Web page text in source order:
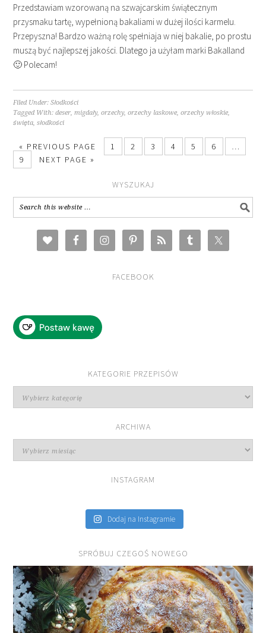
Przedstawiam wzorowaną na szwajcarskim świątecznym
przysmaku tartę, wypełnioną bakaliami w dużej ilości karmelu.
Przepyszna! Bardzo ważną rolę spełniaja w niej bakalie, po prostu
muszą być najlepszej jakości. Dlatego ja użyłam marki Bakalland
🙂 Polecam!
Filed Under:Słodkości
Tagged With:deser,migdały,orzechy,orzechy laskowe,orzechy włoskie,
święta,słodkości
« PREVIOUS PAGE 1 2 3 4 5 6
…
9
NEXT PAGE »
WYSZUKAJ
FACEBOOK
KATEGORIE PRZEPISÓW
przepisów
ARCHIWA
INSTAGRAM
Dodaj na Instagramie
SPRÓBUJ CZEGOŚ NOWEGO